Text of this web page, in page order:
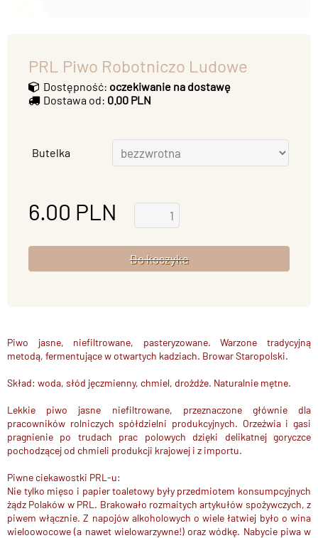
PRL Piwo Robotniczo Ludowe
Dostępność: oczekiwanie na dostawę
Dostawa od: 0.00 PLN
Butelka
6.00 PLN
Piwo jasne, niefiltrowane, pasteryzowane. Warzone tradycyjną
metodą, fermentujące w otwartych kadziach. Browar Staropolski.
Skład: woda, słód jęczmienny, chmiel, drożdże. Naturalnie mętne.
Lekkie piwo jasne niefiltrowane, przeznaczone głównie dla
pracowników rolniczych spółdzielni produkcyjnych. Orzeźwia i gasi
pragnienie po trudach prac polowych dzięki delikatnej goryczce
pochodzącej od chmieli produkcji krajowej i z importu.
Piwne ciekawostki PRL-u:
Nie tylko mięso i papier toaletowy były przedmiotem konsumpcyjnych
żądz Polaków w PRL. Brakowało rozmaitych artykułów spożywczych, z
piwem włącznie. Z napojów alkoholowych o wiele łatwiej było o wina
wieloowocowe (a nawet wielowarzywne!) oraz wódkę. Nabycie piwa w